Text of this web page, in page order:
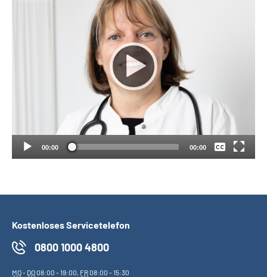
Inhalte in Gebärdensprache (DGS)
Mein Kundenportal
00:00 00:00
Keine
Kostenloses Servicetelefon
0800 1000 4800
MO- DO08:00 - 19:00, FR08:00 - 15:30